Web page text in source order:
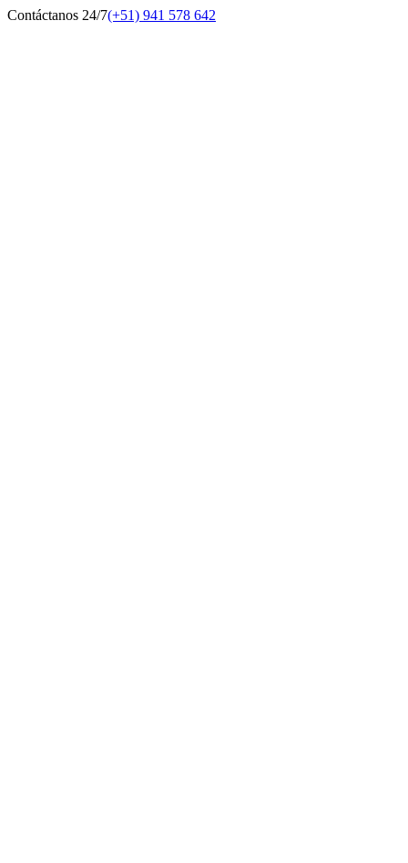
Contáctanos 24/7(+51) 941 578 642